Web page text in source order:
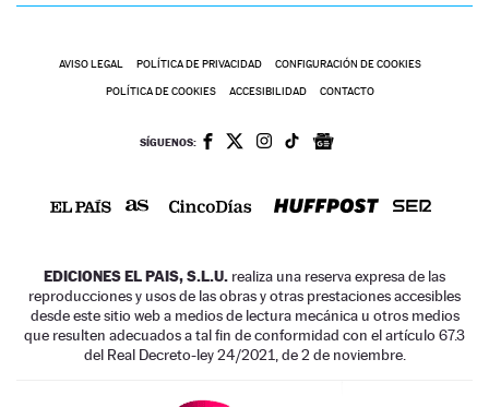
AVISO LEGAL POLÍTICA DE PRIVACIDAD CONFIGURACIÓN DE COOKIES
POLÍTICA DE COOKIES ACCESIBILIDAD CONTACTO
SÍGUENOS:
EDICIONES EL PAIS, S.L.U. realiza una reserva expresa de las
reproducciones y usos de las obras y otras prestaciones accesibles
desde este sitio web a medios de lectura mecánica u otros medios
que resulten adecuados a tal fin de conformidad con el artículo 67.3
del Real Decreto-ley 24/2021, de 2 de noviembre.